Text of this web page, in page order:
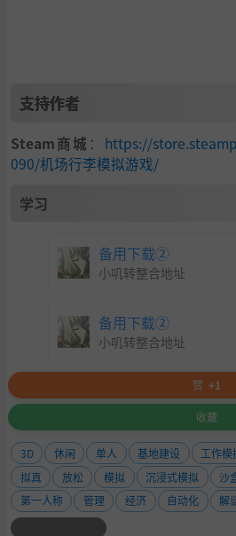
传送带布局：
高效送往正确的登机口和检查点
升级与员工：升级霍斯特、加
安装自动放行登机口或通往配送
新机器的责任。
提成：你承担的责任越多，处
1号航站楼的工作是你
之后还会有其他机场的新工作
同。至少目前，我们不缺工作！
还可以看看我为你买的房子，并
修会为你的工作能力带来永久提
支持作者
Steam商城 ： https://
090/机场行李模拟游戏/
学习
备用下载②
小叽转整合地址
备用下载②
小叽转整合地址
赞 +1
收藏
3D 休闲 单人 基地建设 工作模
拟真
放松 模拟 沉浸式模拟 沙
第一人称
管理 经济 自动化 解